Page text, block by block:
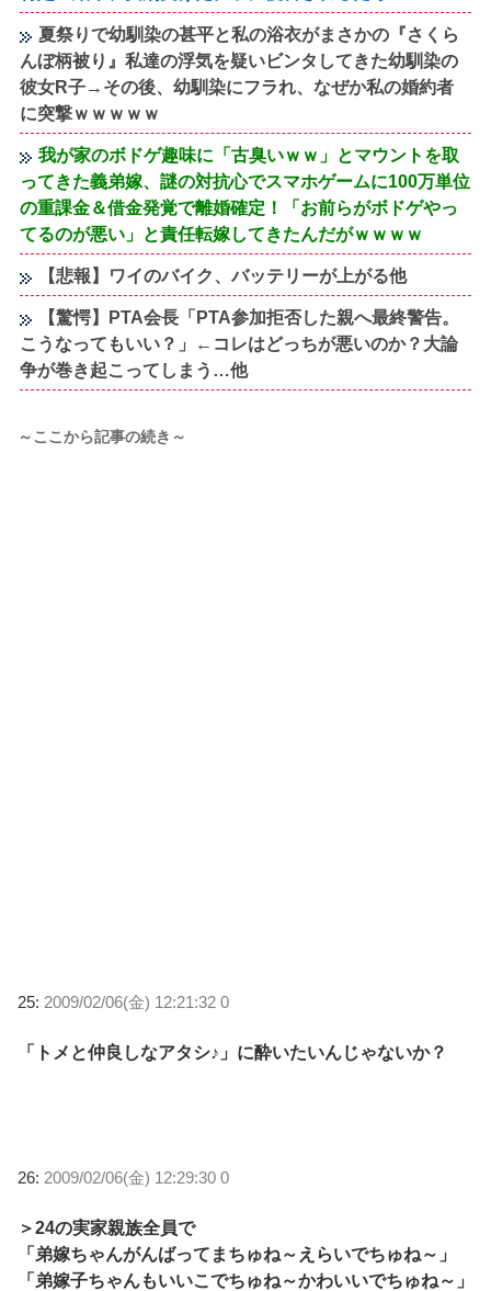
夏祭りで幼馴染の甚平と私の浴衣がまさかの『さくら
んぼ柄被り』私達の浮気を疑いビンタしてきた幼馴染の
彼女R子→その後、幼馴染にフラれ、なぜか私の婚約者
に突撃ｗｗｗｗｗ
我が家のボドゲ趣味に「古臭いｗｗ」とマウントを取
ってきた義弟嫁、謎の対抗心でスマホゲームに100万単位
の重課金＆借金発覚で離婚確定！「お前らがボドゲやっ
てるのが悪い」と責任転嫁してきたんだがｗｗｗｗ
【悲報】ワイのバイク、バッテリーが上がる他
【驚愕】PTA会長「PTA参加拒否した親へ最終警告。
こうなってもいい？」←コレはどっちが悪いのか？大論
争が巻き起こってしまう…他
～ここから記事の続き～
25: 2009/02/06(金) 12:21:32 0
「トメと仲良しなアタシ♪」に酔いたいんじゃないか？
26: 2009/02/06(金) 12:29:30 0
＞24の実家親族全員で
「弟嫁ちゃんがんばってまちゅね～えらいでちゅね～」
「弟嫁子ちゃんもいいこでちゅね～かわいいでちゅね～」